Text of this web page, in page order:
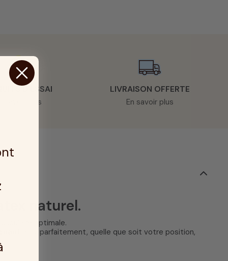
D’ESSAI
savoir plus
LIVRAISON OFFERTE
En savoir plus
naturel.
optimale.
ainsi parfaitement, quelle que soit votre position,